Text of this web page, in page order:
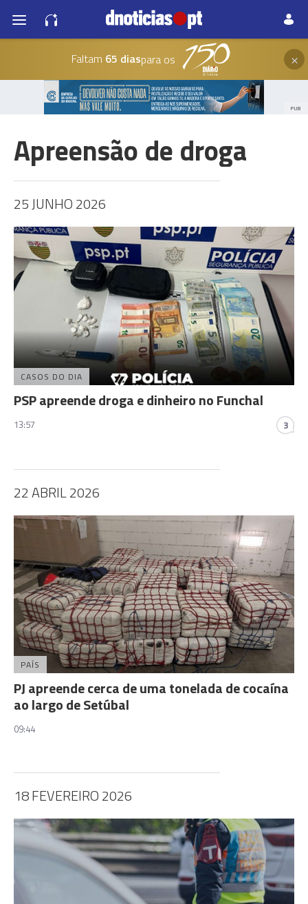
Faltam 65 diaspara os ×
PUB
Apreensão de droga
25 JUNHO 2026
CASOS DO DIA
PSP apreende droga e dinheiro no Funchal
13:57 3
22 ABRIL 2026
PAÍS
PJ apreende cerca de uma tonelada de cocaína
ao largo de Setúbal
09:44
18 FEVEREIRO 2026